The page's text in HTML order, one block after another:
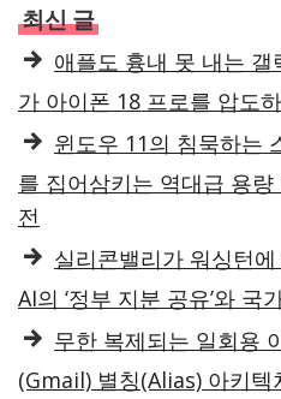
최신 글
애플도 흉내 못 내는
가 아이폰 18 프로를 압도
윈도우 11의 침묵하는
를 집어삼키는 역대급 용
전
실리콘밸리가 워싱턴
AI의 ‘정부 지분 공유’와 국
무한 복제되는 일회용
(Gmail) 별칭(Alias) 아키